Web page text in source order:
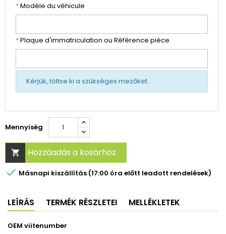
*Modèle du véhicule
*Plaque d'immatriculation ou Référence pièce
Kérjük, töltse ki a szükséges mezőket.
Mennyiség
 Hozzáadás a kosárhoz
 Másnapi kiszállítás (17:00 óra előtt leadott rendelések)
LEÍRÁS TERMÉK RÉSZLETEI MELLÉKLETEK
OEM viitenumber